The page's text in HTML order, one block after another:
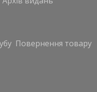
Повернення товару